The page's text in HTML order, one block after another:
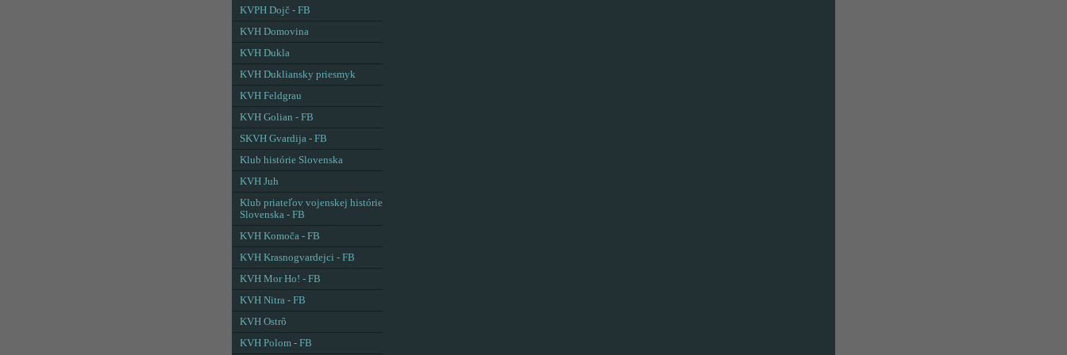
KVPH Dojč - FB
KVH Domovina
KVH Dukla
KVH Dukliansky priesmyk
KVH Feldgrau
KVH Golian - FB
SKVH Gvardija - FB
Klub histórie Slovenska
KVH Juh
Klub priateľov vojenskej histórie
Slovenska - FB
KVH Komoča - FB
KVH Krasnogvardejci - FB
KVH Mor Ho! - FB
KVH Nitra - FB
KVH Ostrô
KVH Polom - FB